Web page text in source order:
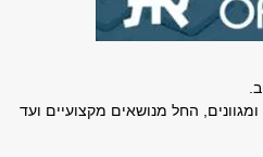
החל מנושאים מקצועיים ועד